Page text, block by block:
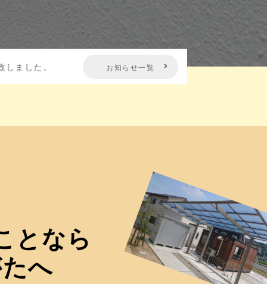
2022.09.14 ホームページをリニューアル致
お知らせ一覧
となら
へ